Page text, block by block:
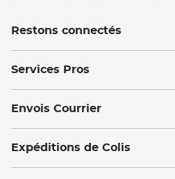
Restons connectés
Services Pros
Envois Courrier
Expéditions de Colis